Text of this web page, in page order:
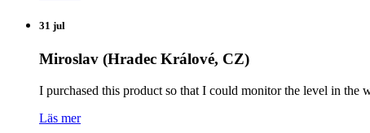
31 jul
Miroslav (Hradec Králové, CZ)
I purchased this product so that I could monitor the level in
Läs mer